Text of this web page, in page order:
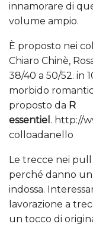
innamorare di
volume ampio.
È proposto nei
Chiaro Chinè,
38/40 a 50/52. in
morbido
proposto da R
essentiel . http://
colloadanello
Le trecce nei pull
perché danno
indossa.
lavorazione a
un tocco di